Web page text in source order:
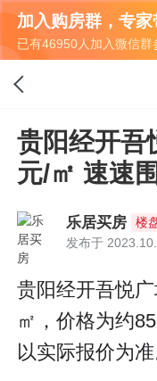
加入购房群，专
已有46950人加入微信群
贵阳经开吾
元/㎡ 速速
乐居买房
楼
发布于
贵阳经开吾悦
㎡，价格为约
以实际报价为准